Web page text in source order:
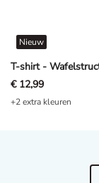
T-shirt -
Nieuw
€ 12,99
+2 extra kleuren